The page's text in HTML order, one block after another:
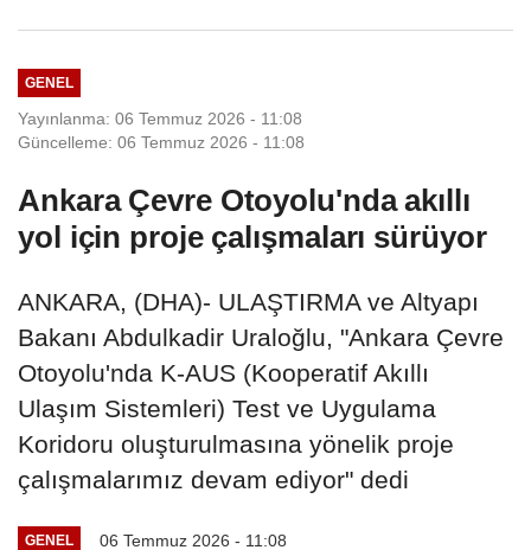
GENEL
Yayınlanma: 06 Temmuz 2026 - 11:08
Güncelleme: 06 Temmuz 2026 - 11:08
Ankara Çevre Otoyolu'nda akıllı
yol için proje çalışmaları sürüyor
ANKARA, (DHA)- ULAŞTIRMA ve Altyapı
Bakanı Abdulkadir Uraloğlu, "Ankara Çevre
Otoyolu'nda K-AUS (Kooperatif Akıllı
Ulaşım Sistemleri) Test ve Uygulama
Koridoru oluşturulmasına yönelik proje
çalışmalarımız devam ediyor" dedi
GENEL 06 Temmuz 2026 - 11:08